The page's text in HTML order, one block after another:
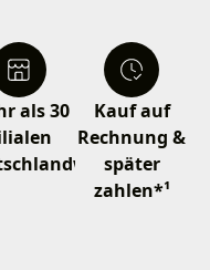
als 30
Kauf auf
Rechnung &
später
zahlen*¹